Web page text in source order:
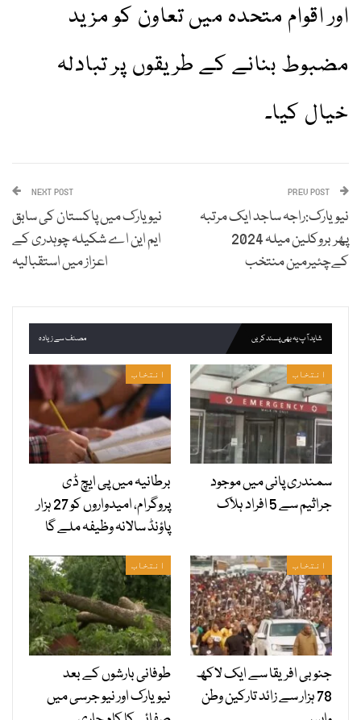
اور اقوام متحدہ میں تعاون کو مزید
مضبوط بنانے کے طریقوں پر تبادلہ
خیال کیا۔
نیویارک:راجہ ساجد ایک مرتبہ
پھر بروکلین میلہ 2024
کےچئیرمین منتخب
NEXT POST
نیو یارک میں پاکستان کی سابق
ایم این اے شکیلہ چوہدری کے
اعزاز میں استقبالیہ
شاید آپ یہ بھی پسند کریں مصنف سے زیادہ
انتخاب
سمندری پانی میں موجود
جراثیم سے 5 افراد ہلاک
انتخاب
برطانیہ میں پی ایچ ڈی
پروگرام، امیدواروں کو 27 ہزار
پاؤنڈ سالانہ وظیفہ ملے گا
انتخاب
جنوبی افریقا سے ایک لاکھ
78 ہزار سے زائد تارکین وطن
انتخاب
طوفانی بارشوں کے بعد
نیویارک اور نیو جرسی میں